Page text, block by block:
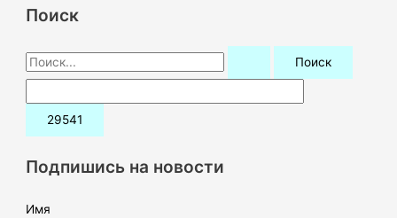
Поиск
П
о
и
:Подпишись на новости
Имя